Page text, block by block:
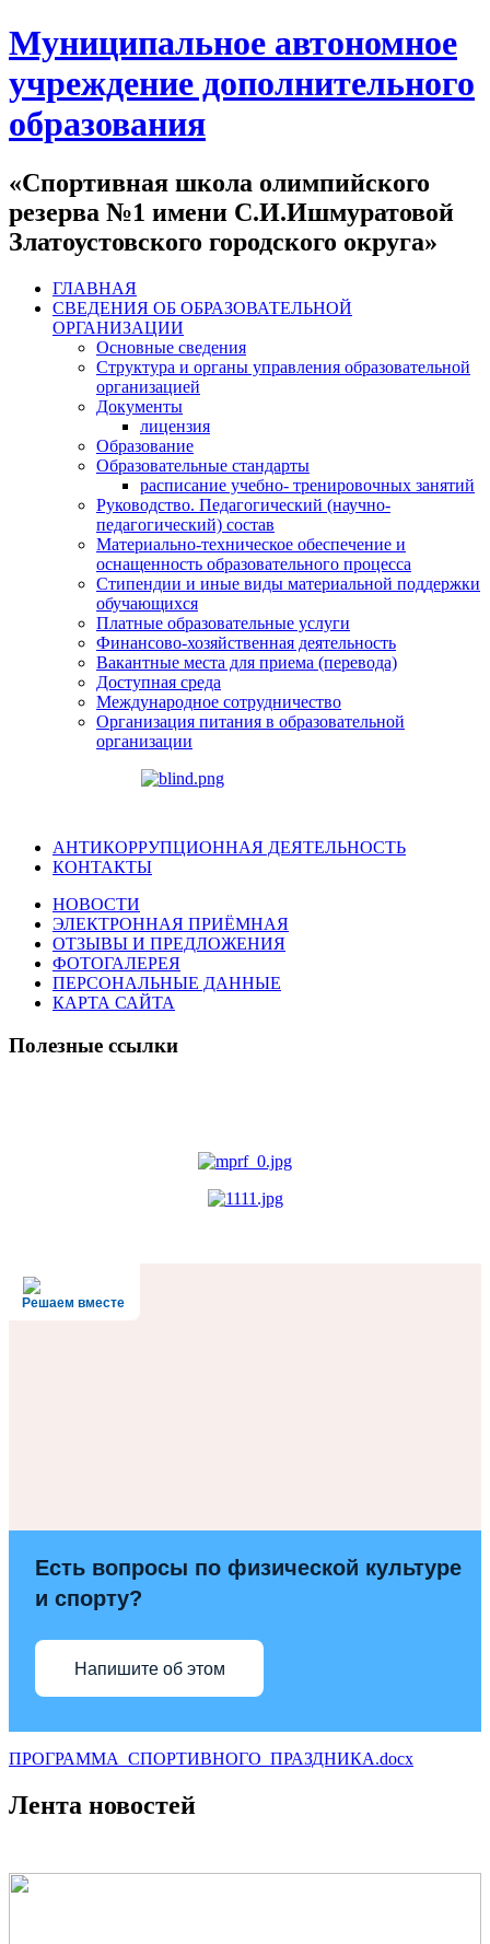
Муниципальное автономное
учреждение дополнительного
образования
«Спортивная школа олимпийского
резерва №1 имени С.И.Ишмуратовой
Златоустовского городского округа»
ГЛАВНАЯ
СВЕДЕНИЯ ОБ ОБРАЗОВАТЕЛЬНОЙ
ОРГАНИЗАЦИИ
Основные сведения
Структура и органы управления образовательной
организацией
Документы
лицензия
Образование
Образовательные стандарты
расписание учебно- тренировочных занятий
Руководство. Педагогический (научно-
педагогический) состав
Материально-техническое обеспечение и
оснащенность образовательного процесса
Стипендии и иные виды материальной поддержки
обучающихся
Платные образовательные услуги
Финансово-хозяйственная деятельность
Вакантные места для приема (перевода)
Доступная среда
Международное сотрудничество
Организация питания в образовательной
организации
АНТИКОРРУПЦИОННАЯ ДЕЯТЕЛЬНОСТЬ
КОНТАКТЫ
НОВОСТИ
ЭЛЕКТРОННАЯ ПРИЁМНАЯ
ОТЗЫВЫ И ПРЕДЛОЖЕНИЯ
ФОТОГАЛЕРЕЯ
ПЕРСОНАЛЬНЫЕ ДАННЫЕ
КАРТА САЙТА
Полезные ссылки
Решаем вместе
Есть вопросы по физической культуре
и спорту?
Напишите об этом
ПРОГРАММА_СПОРТИВНОГО_ПРАЗДНИКА.docx
Лента новостей